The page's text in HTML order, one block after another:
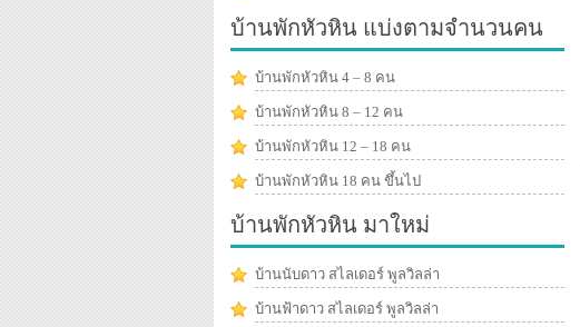
บ้านพักหัวหิน แบ่งตามจำนวนคน
บ้านพักหัวหิน 4 – 8 คน
บ้านพักหัวหิน 8 – 12 คน
บ้านพักหัวหิน 12 – 18 คน
บ้านพักหัวหิน 18 คน ขึ้นไป
บ้านพักหัวหิน มาใหม่
บ้านนับดาว สไลเดอร์ พูลวิลล่า
บ้านฟ้าดาว สไลเดอร์ พูลวิลล่า